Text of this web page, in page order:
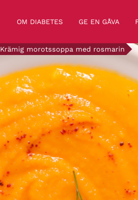
OM DIABETES GE EN GÅVA
Krämig morotssoppa med rosmarin